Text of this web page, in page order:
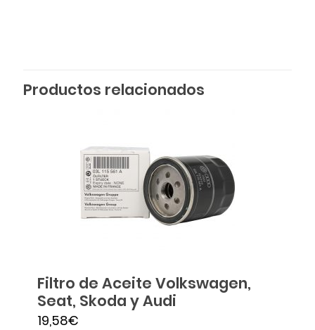
Productos relacionados
Filtro de Aceite Volkswagen,
Seat, Skoda y Audi
19,58€